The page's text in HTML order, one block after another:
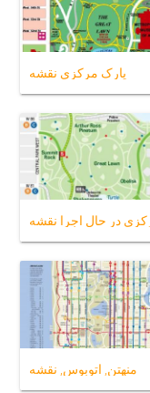
پارک مرکزی نقشه
منهتن, اتوبوس, نقشه